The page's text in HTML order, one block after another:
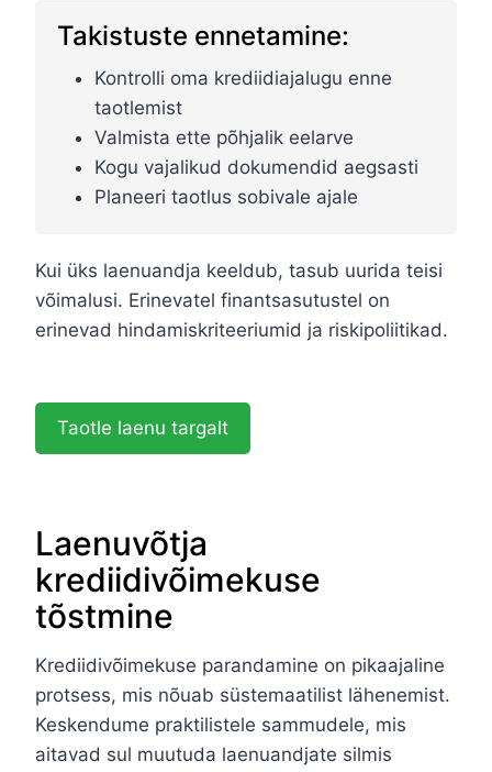
Takistuste ennetamine:
Kontrolli oma krediidiajalugu enne
taotlemist
Valmista ette põhjalik eelarve
Kogu vajalikud dokumendid aegsasti
Planeeri taotlus sobivale ajale
Kui üks laenuandja keeldub, tasub uurida teisi
võimalusi. Erinevatel finantsasutustel on
erinevad hindamiskriteeriumid ja riskipoliitikad.
Taotle laenu targalt
Laenuvõtja
krediidivõimekuse
tõstmine
Krediidivõimekuse parandamine on pikaajaline
protsess, mis nõuab süstemaatilist lähenemist.
Keskendume praktilistele sammudele, mis
aitavad sul muutuda laenuandjate silmis